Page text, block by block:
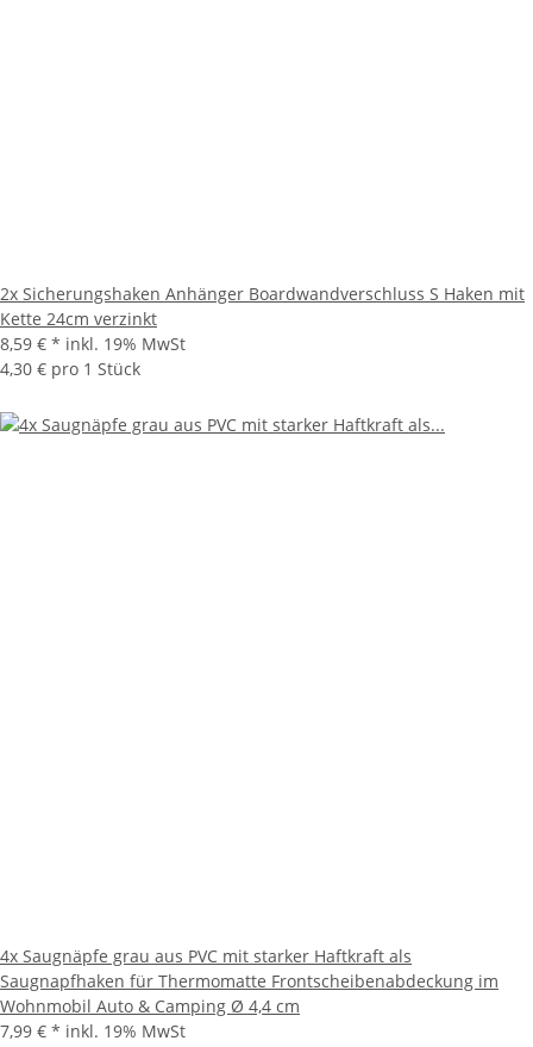
2x Sicherungshaken Anhänger Boardwandverschluss S Haken mit
Kette 24cm verzinkt
8,59 € * inkl. 19% MwSt
4,30 € pro 1 Stück
4x Saugnäpfe grau aus PVC mit starker Haftkraft als
Saugnapfhaken für Thermomatte Frontscheibenabdeckung im
Wohnmobil Auto & Camping Ø 4,4 cm
7,99 € * inkl. 19% MwSt